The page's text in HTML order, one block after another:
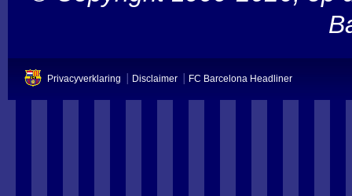
Privacyverklaring Disclaimer FC Barcelona Headliner